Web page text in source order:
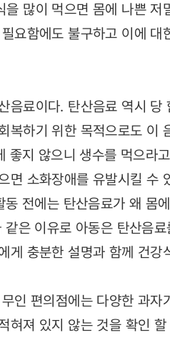
을 많이 먹으면 몸에 나쁜
요함에도 불구하고 이에
음료이다. 탄산음료 역시
복하기 위한 목적으로도 이
좋지 않으니 생수를 먹으라
면 소화장애를 유발시킬 수
전에는 탄산음료가 왜 몸
은 이유로 아동은 탄산음
게 충분한 설명과 함께 건강
인 편의점에는 다양한 과
혀져 있지 않는 것을 확인